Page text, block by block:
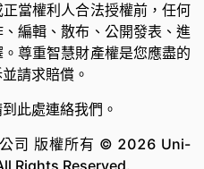
當權利人合法授權前，任何
編輯、散布、公開發表、進
尊重智慧財產權是您應盡的
請求賠償。
此處連絡我們。
司 版權所有 © 2026 Uni-
Rights Reserved.